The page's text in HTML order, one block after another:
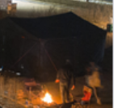
[6/1]전산시스템 점검 및 안정화에 따른 서비스 이용 제한 안내